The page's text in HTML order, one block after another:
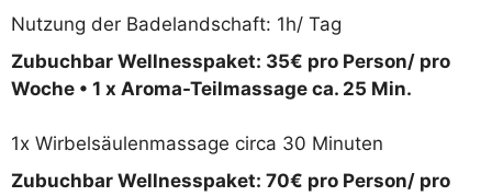
Nutzung der Badelandschaft: 1h/ Tag
Zubuchbar Wellnesspaket: 35€ pro Person/ pro
Woche • 1 x Aroma-Teilmassage ca. 25 Min.
1x Wirbelsäulenmassage circa 30 Minuten
Zubuchbar Wellnesspaket: 70€ pro Person/ pro